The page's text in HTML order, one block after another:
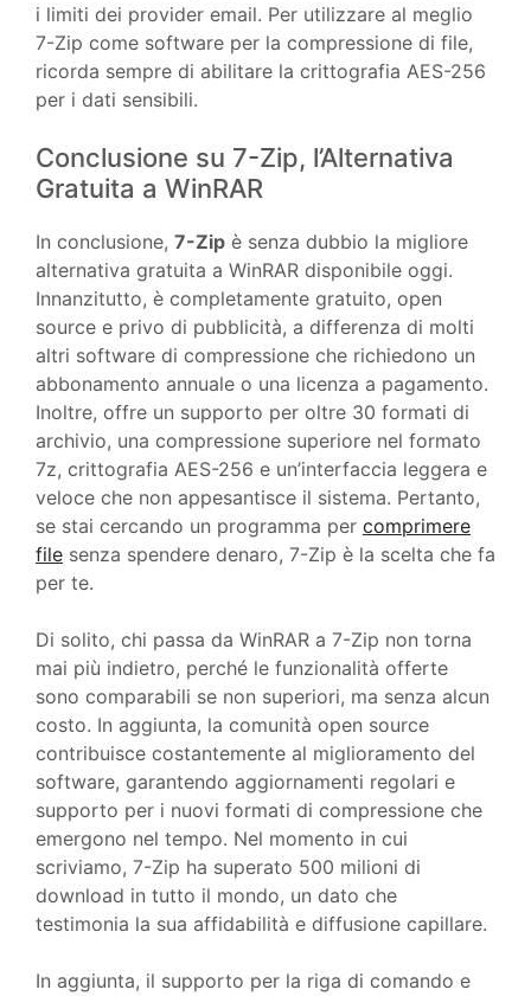
i limiti dei provider email. Per utilizzare al meglio
7-Zip come software per la compressione di file,
ricorda sempre di abilitare la crittografia AES-256
per i dati sensibili.
Conclusione su 7-Zip, l’Alternativa
Gratuita a WinRAR
In conclusione, 7-Zip è senza dubbio la migliore
alternativa gratuita a WinRAR disponibile oggi.
Innanzitutto, è completamente gratuito, open
source e privo di pubblicità, a differenza di molti
altri software di compressione che richiedono un
abbonamento annuale o una licenza a pagamento.
Inoltre, offre un supporto per oltre 30 formati di
archivio, una compressione superiore nel formato
7z, crittografia AES-256 e un’interfaccia leggera e
veloce che non appesantisce il sistema. Pertanto,
se stai cercando un programma per comprimere
file senza spendere denaro, 7-Zip è la scelta che fa
per te.
Di solito, chi passa da WinRAR a 7-Zip non torna
mai più indietro, perché le funzionalità offerte
sono comparabili se non superiori, ma senza alcun
costo. In aggiunta, la comunità open source
contribuisce costantemente al miglioramento del
software, garantendo aggiornamenti regolari e
supporto per i nuovi formati di compressione che
emergono nel tempo. Nel momento in cui
scriviamo, 7-Zip ha superato 500 milioni di
download in tutto il mondo, un dato che
testimonia la sua affidabilità e diffusione capillare.
In aggiunta, il supporto per la riga di comando e